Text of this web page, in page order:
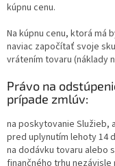
kúpnu cenu.
Na kúpnu cenu, ktorá má
naviac započítať svoje
vrátením tovaru (náklady
Právo na
prípade zmlúv:
na poskytovanie Služieb,
pred uplynutím lehoty 14
na dodávku tovaru alebo